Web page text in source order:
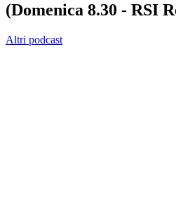
(Domenica 8.30 - RSI
Altri podcast